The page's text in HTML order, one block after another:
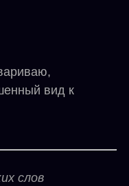
вид к
слов